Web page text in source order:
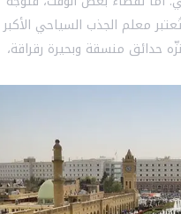
معلم الجذب السياحي الأكبر
حدائق منسقة وبحيرة رقراقة،